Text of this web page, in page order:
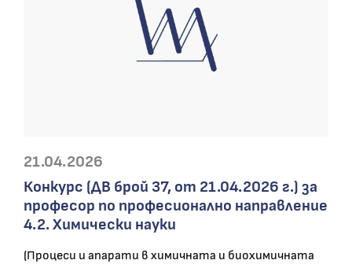
21.04.2026
Конкурс (ДВ брой 37, от 21.04.2026 г.) за
професор по професионално направление
4.2. Химически науки
(Процеси и апарати в химичната и биохимичната